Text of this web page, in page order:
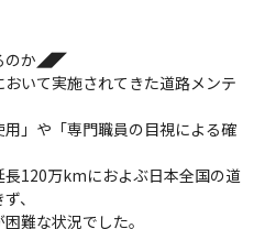
のか◢◤
いて実施されてきた道路メンテ
」や「専門職員の目視による確
長120万kmにおよぶ日本全国の道
、
難な状況でした。